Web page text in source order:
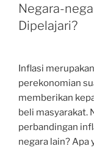
Negara-
Dipelajari?
Inflasi
perekonomian
memberikan
beli masyarakat.
perbandingan
negara lain? Apa